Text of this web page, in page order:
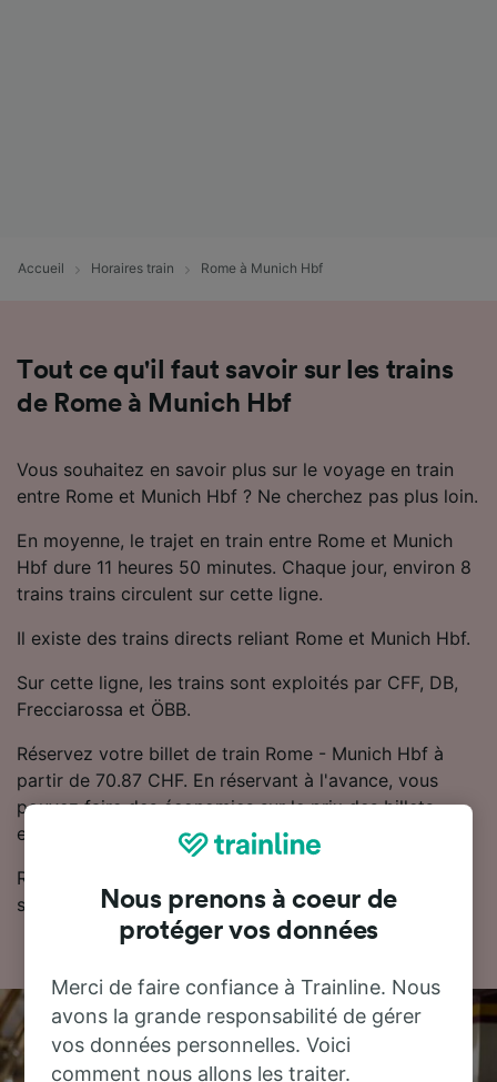
Accueil Horaires train Rome à Munich Hbf
Tout ce qu'il faut savoir sur les trains
de Rome à Munich Hbf
Vous souhaitez en savoir plus sur le voyage en train
entre Rome et Munich Hbf ? Ne cherchez pas plus loin.
En moyenne, le trajet en train entre Rome et Munich
Hbf dure 11 heures 50 minutes. Chaque jour, environ 8
trains trains circulent sur cette ligne.
Il existe des trains directs reliant Rome et Munich Hbf.
Sur cette ligne, les trains sont exploités par CFF, DB,
Frecciarossa et ÖBB.
Réservez votre billet de train Rome - Munich Hbf à
partir de 70.87 CHF. En réservant à l'avance, vous
pouvez faire des économies sur le prix des billets
entre Rome et Munich Hbf.
Retrouvez les horaires et les billets de train pas chers
sur notre planificateur de voyage.
Nous prenons à coeur de
protéger vos données
Merci de faire confiance à Trainline. Nous
avons la grande responsabilité de gérer
vos données personnelles. Voici
comment nous allons les traiter.